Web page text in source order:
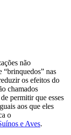
não
“brinquedos” nas
os efeitos do
chamados
permitir que esses
aos que eles
o
e Aves.